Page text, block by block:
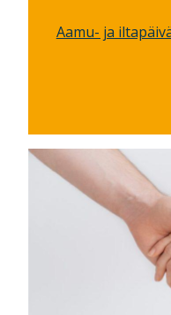
Aamu- ja